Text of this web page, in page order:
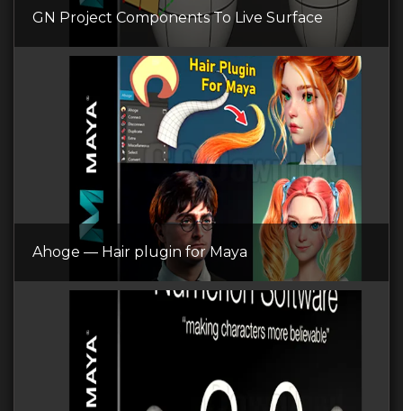
GN Project Components To Live Surface
Ahoge — Hair plugin for Maya